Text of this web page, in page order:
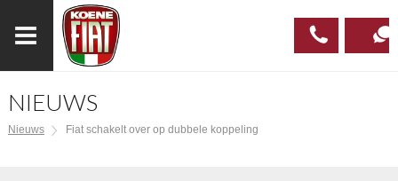
NIEUWS
Nieuws Fiat schakelt over op dubbele koppeling